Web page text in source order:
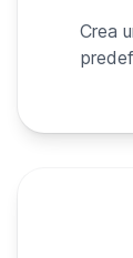
Crea